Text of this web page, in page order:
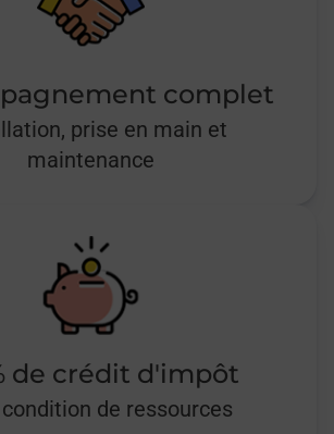
complet
prise en main et
maintenance
de crédit d'impôt
de ressources